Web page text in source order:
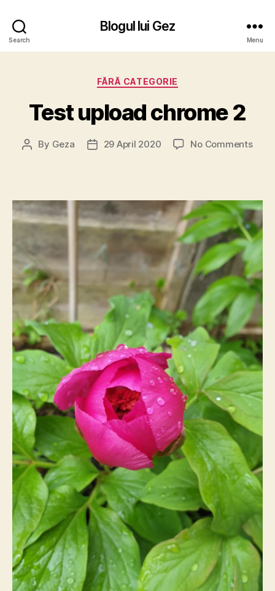
Search
Blogul lui Gez
Menu
Categories
FĂRĂ CATEGORIE
Test upload chrome 2
Post
By Geza
Post29 April 2020 No Commentson